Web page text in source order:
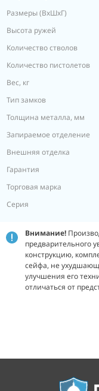
Размеры (ВxШxГ)
Высота ружей
Количество стволов
Количество пистолетов
Вес, кг
Тип замков
Толщина металла, мм
Запираемое отделение
Внешняя отделка
Гарантия
Торговая марка
Серия
Внимание!
предварительного
конструкцию,
сейфа, не
улучшения его
отличаться от